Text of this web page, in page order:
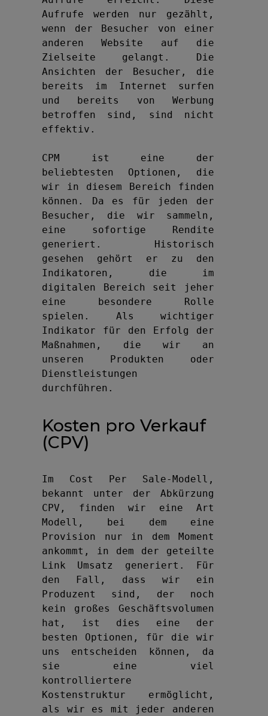
Aufrufe werden nur gezählt,
wenn der Besucher von einer
anderen Website auf die
Zielseite gelangt. Die
Ansichten der Besucher, die
bereits im Internet surfen
und bereits von Werbung
betroffen sind, sind nicht
effektiv.
CPM ist eine der
beliebtesten Optionen, die
wir in diesem Bereich finden
können. Da es für jeden der
Besucher, die wir sammeln,
eine sofortige Rendite
generiert. Historisch
gesehen gehört er zu den
Indikatoren, die im
digitalen Bereich seit jeher
eine besondere Rolle
spielen. Als wichtiger
Indikator für den Erfolg der
Maßnahmen, die wir an
unseren Produkten oder
Dienstleistungen
durchführen.
Kosten pro Verkauf
(CPV)
Im Cost Per Sale-Modell,
bekannt unter der Abkürzung
CPV, finden wir eine Art
Modell, bei dem eine
Provision nur in dem Moment
ankommt, in dem der geteilte
Link Umsatz generiert. Für
den Fall, dass wir ein
Produzent sind, der noch
kein großes Geschäftsvolumen
hat, ist dies eine der
besten Optionen, für die wir
uns entscheiden können, da
sie eine viel
kontrolliertere
Kostenstruktur ermöglicht,
als wir es mit jeder anderen